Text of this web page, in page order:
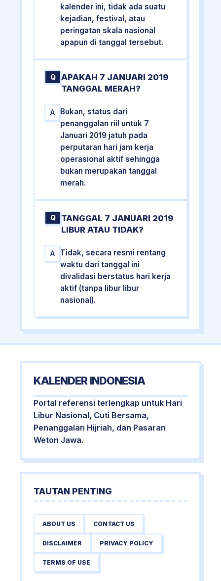
kalender ini, tidak ada suatu
kejadian, festival, atau
peringatan skala nasional
apapun di tanggal tersebut.
Q
APAKAH 7 JANUARI 2019
TANGGAL MERAH?
A
Bukan, status dari
penanggalan riil untuk 7
Januari 2019 jatuh pada
perputaran hari jam kerja
operasional aktif sehingga
bukan merupakan tanggal
merah.
Q
TANGGAL 7 JANUARI 2019
LIBUR ATAU TIDAK?
A
Tidak, secara resmi rentang
waktu dari tanggal ini
divalidasi berstatus hari kerja
aktif (tanpa libur libur
nasional).
KALENDER INDONESIA
Portal referensi terlengkap untuk Hari
Libur Nasional, Cuti Bersama,
Penanggalan Hijriah, dan Pasaran
Weton Jawa.
TAUTAN PENTING
ABOUT US CONTACT US
DISCLAIMER PRIVACY POLICY
TERMS OF USE